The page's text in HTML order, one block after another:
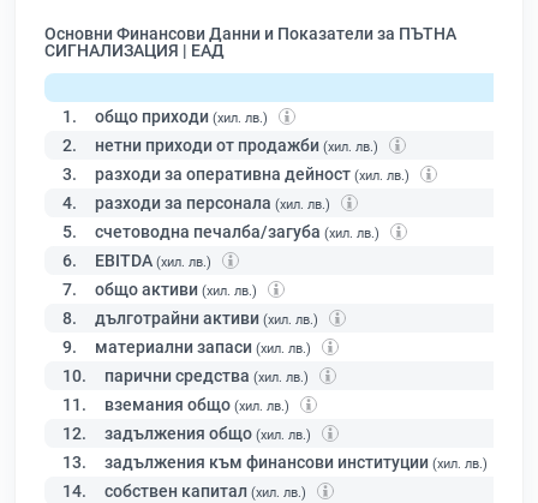
Основни Финансови Данни и Показатели за ПЪТНА
СИГНАЛИЗАЦИЯ | ЕАД
1. общо приходи (хил. лв.)
2. нетни приходи от продажби (хил. лв.)
3. разходи за оперативна дейност (хил. лв.)
4. разходи за персонала (хил. лв.)
5. счетоводна печалба/загуба (хил. лв.)
6. EBITDA (хил. лв.)
7. общо активи (хил. лв.)
8. дълготрайни активи (хил. лв.)
9. материални запаси (хил. лв.)
10. парични средства (хил. лв.)
11. вземания общо (хил. лв.)
12. задължения общо (хил. лв.)
13. задължения към финансови институции (хил. лв.)
14. собствен капитал (хил. лв.)